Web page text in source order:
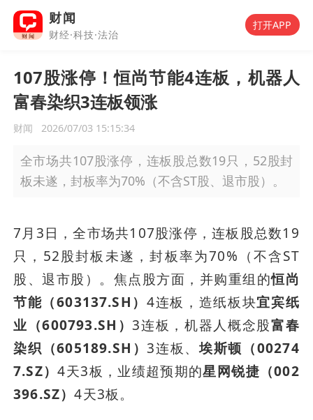
财闻
财经·科技·法治
打开APP
107股涨停！恒尚节能4连板，机器人
富春染织3连板领涨
财闻 2026/07/03 15:15:34
全市场共107股涨停，连板股总数19只，52股封
板未遂，封板率为70%（不含ST股、退市股）。
7月3日，全市场共107股涨停，连板股总数19
只，52股封板未遂，封板率为70%（不含ST
股、退市股）。焦点股方面，并购重组的恒尚
节能（603137.SH）4连板，造纸板块宜宾纸
业（600793.SH）3连板，机器人概念股富春
染织（605189.SH）3连板、埃斯顿（00274
7.SZ）4天3板，业绩超预期的星网锐捷（002
396.SZ）4天3板。